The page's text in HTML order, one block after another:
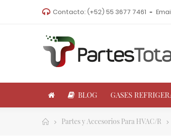
Contacto: (+52) 55 3677 7461
BLOG GASES
Partes y Accesorios Para HVAC/R